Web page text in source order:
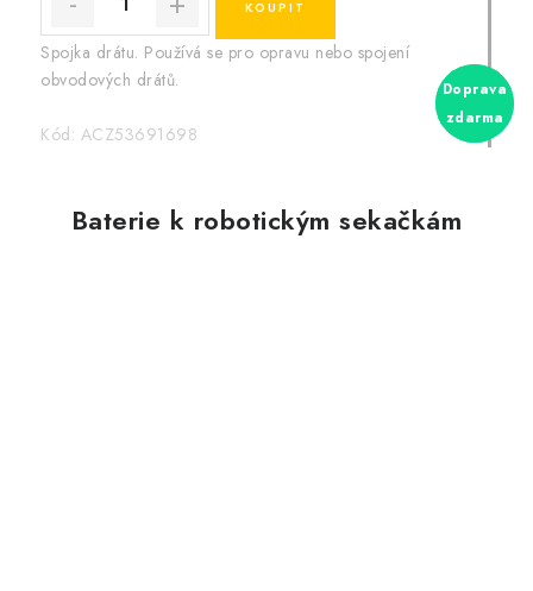
Doprava
zdarma
Doprava
zdarma
Spojka drátu. Používá se pro opravu nebo spojení
obvodových drátů.
Kód: ACZ53691698
Baterie k robotickým sekačkám